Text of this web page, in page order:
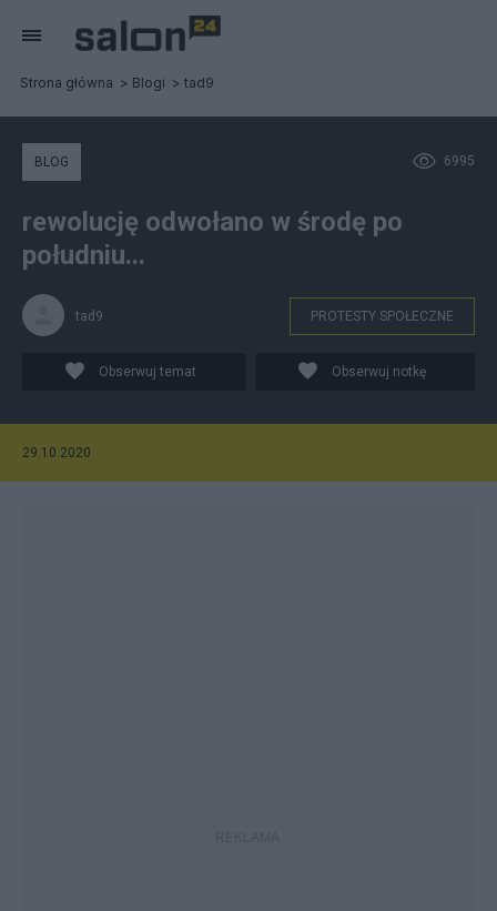
Strona główna Blogi tad9
6995
BLOG
rewolucję odwołano w środę po
południu...
tad9 PROTESTY SPOŁECZNE
Obserwuj temat Obserwuj notkę
29.10.2020